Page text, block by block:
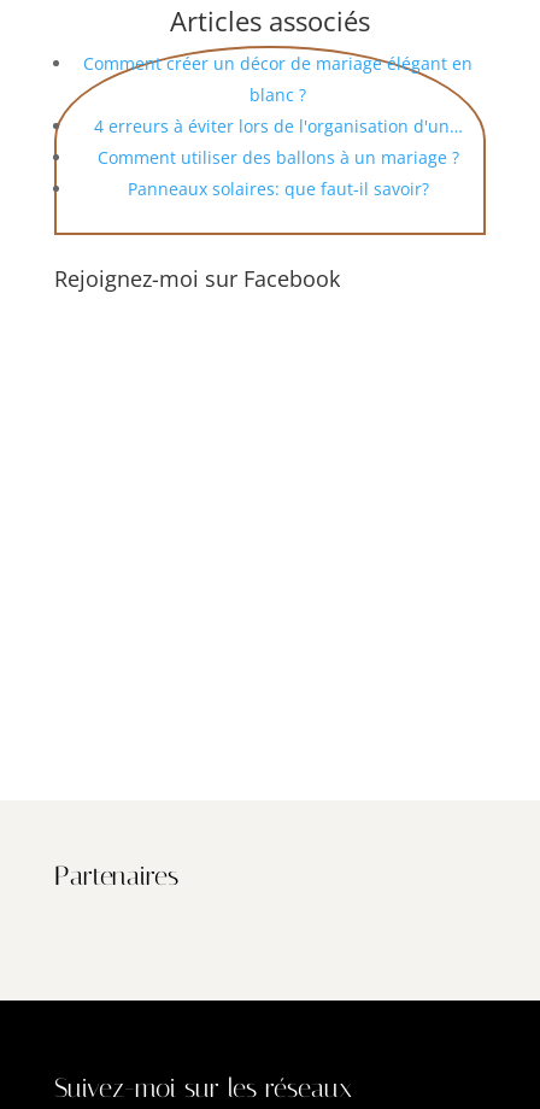
Articles associés
Comment créer un décor de mariage élégant en
blanc ?
4 erreurs à éviter lors de l'organisation d'un…
Comment utiliser des ballons à un mariage ?
Panneaux solaires: que faut-il savoir?
Rejoignez-moi sur Facebook
Partenaires
Suivez-moi sur les réseaux